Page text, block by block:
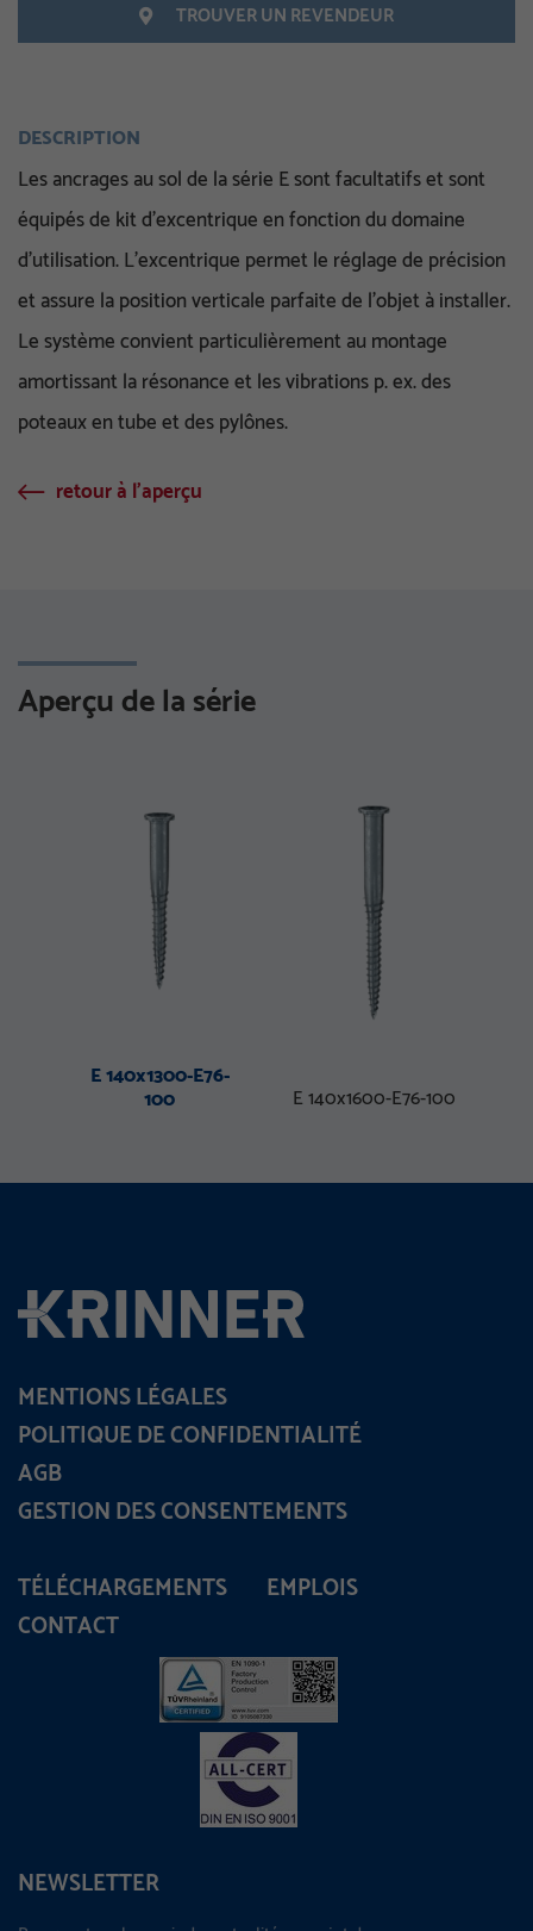
TROUVER UN REVENDEUR
DESCRIPTION
Les ancrages au sol de la série E sont facultatifs et sont
équipés de kit d’excentrique en fonction du domaine
d’utilisation. L’excentrique permet le réglage de précision
et assure la position verticale parfaite de l’objet à installer.
Le système convient particulièrement au montage
amortissant la résonance et les vibrations p. ex. des
poteaux en tube et des pylônes.
retour à l'aperçu
Aperçu de la série
E 140x1300-E76-
100 E 140x1600-E76-100
TÉLÉCHARGEMENTS
EMPLOIS
CONTACT
NEWSLETTER
MENTIONS LÉGALES
POLITIQUE DE CONFIDENTIALITÉ
AGB
GESTION DES CONSENTEMENTS